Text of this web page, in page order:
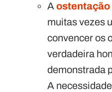
Aostentação
muitas vezes
convencer os
verdadeira
demonstrada
A